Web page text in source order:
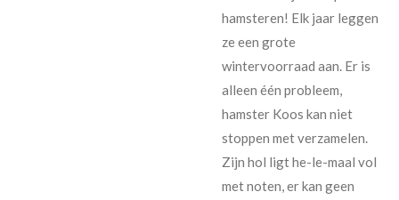
hamsteren! Elk jaar leggen
ze een grote
wintervoorraad aan. Er is
alleen één probleem,
hamster Koos kan niet
stoppen met verzamelen.
Zijn hol ligt he-le-maal vol
met noten, er kan geen